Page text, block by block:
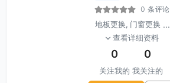
0 条评论
地板更换, 门窗更换 ...
查看详细资料
0
关注我的
0
我关注的